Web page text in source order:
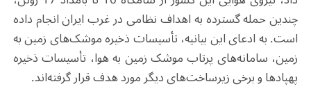
چندین حمله گسترده به اهداف نظامی در غرب ایران انجام داده
است. به ادعای این بیانیه، تأسیسات ذخیره موشک‌های زمین به
زمین، سامانه‌های پرتاب موشک زمین به هوا، تأسیسات ذخیره
پهپادها و برخی زیرساخت‌های دیگر مورد هدف قرار گرفته‌اند.